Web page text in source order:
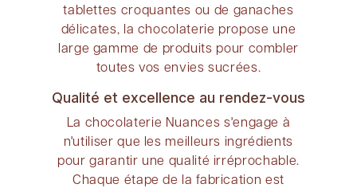
tablettes croquantes ou de ganaches
délicates, la chocolaterie propose une
large gamme de produits pour combler
toutes vos envies sucrées.
Qualité et excellence au rendez-vous
La chocolaterie Nuances s'engage à
n'utiliser que les meilleurs ingrédients
pour garantir une qualité irréprochable.
Chaque étape de la fabrication est